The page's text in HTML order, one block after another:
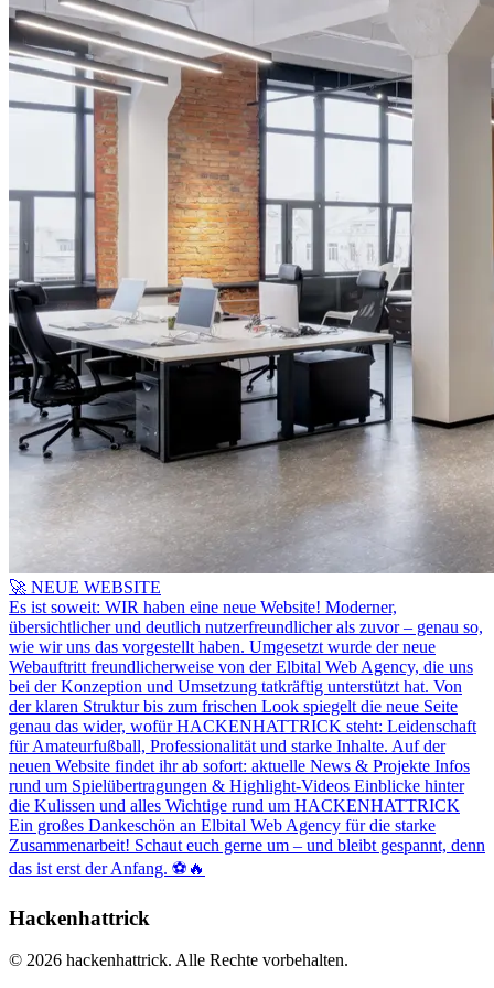
🚀 NEUE WEBSITE
Es ist soweit: WIR haben eine neue Website! Moderner,
übersichtlicher und deutlich nutzerfreundlicher als zuvor – genau so,
wie wir uns das vorgestellt haben. Umgesetzt wurde der neue
Webauftritt freundlicherweise von der Elbital Web Agency, die uns
bei der Konzeption und Umsetzung tatkräftig unterstützt hat. Von
der klaren Struktur bis zum frischen Look spiegelt die neue Seite
genau das wider, wofür HACKENHATTRICK steht: Leidenschaft
für Amateurfußball, Professionalität und starke Inhalte. Auf der
neuen Website findet ihr ab sofort: aktuelle News & Projekte Infos
rund um Spielübertragungen & Highlight-Videos Einblicke hinter
die Kulissen und alles Wichtige rund um HACKENHATTRICK
Ein großes Dankeschön an Elbital Web Agency für die starke
Zusammenarbeit! Schaut euch gerne um – und bleibt gespannt, denn
das ist erst der Anfang. ⚽🔥
Hackenhattrick
© 2026 hackenhattrick. Alle Rechte vorbehalten.